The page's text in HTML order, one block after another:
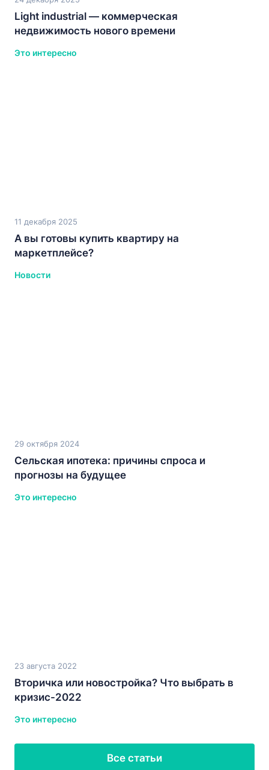
Light industrial — коммерческая
недвижимость нового времени
Это интересно
11 декабря 2025
А вы готовы купить квартиру на
маркетплейсе?
Новости
29 октября 2024
Сельская ипотека: причины спроса и
прогнозы на будущее
Это интересно
23 августа 2022
Вторичка или новостройка? Что выбрать в
кризис-2022
Это интересно
Все статьи